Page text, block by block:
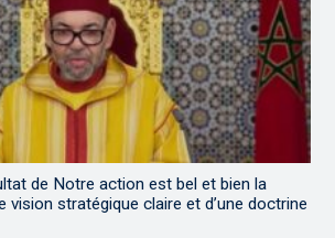
de Notre action est bel et bien la
vision stratégique claire et d’une doctrine